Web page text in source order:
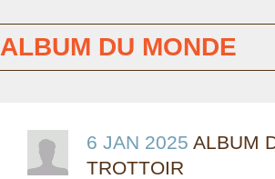
U
A
ALBUM DU MONDE
6 JAN 2025 ALBUM
TROTTOIR